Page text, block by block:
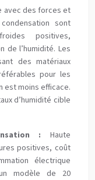
avec des forces et
sont
positives,
de l’humidité. Les
des matériaux
pour les
est moins efficace.
d’humidité cible
: Haute
positives, coût
électrique
modèle de 20